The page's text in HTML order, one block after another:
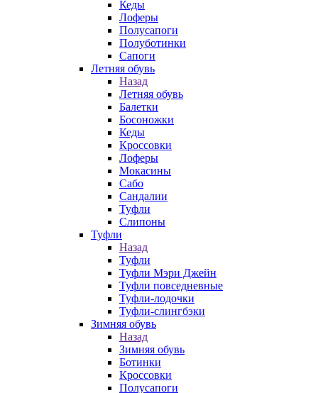
Кеды
Лоферы
Полусапоги
Полуботинки
Сапоги
Летняя обувь
Назад
Летняя обувь
Балетки
Босоножки
Кеды
Кроссовки
Лоферы
Мокасины
Сабо
Сандалии
Туфли
Слипоны
Туфли
Назад
Туфли
Туфли Мэри Джейн
Туфли повседневные
Туфли-лодочки
Туфли-слингбэки
Зимняя обувь
Назад
Зимняя обувь
Ботинки
Кроссовки
Полусапоги